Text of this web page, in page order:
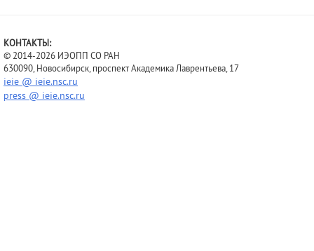
КОНТАКТЫ:
© 2014-2026 ИЭОПП СО РАН
630090, Новосибирск, проспект Академика Лаврентьева, 17
ieie @ ieie.nsc.ru
press @ ieie.nsc.ru